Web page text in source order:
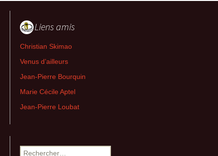
Liens amis
Christian Skimao
Venus d’ailleurs
Jean-Pierre Bourquin
Marie Cécile Aptel
Jean-Pierre Loubat
Rechercher :